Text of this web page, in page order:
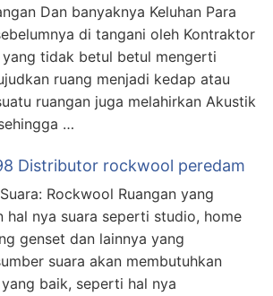
Dan banyaknya Keluhan Para
di tangani oleh Kontraktor
tidak betul betul mengerti
ruang menjadi kedap atau
ruangan juga melahirkan Akustik
…
Distributor rockwool peredam
Rockwool Ruangan yang
hal nya suara seperti studio, home
genset dan lainnya yang
suara akan membutuhkan
baik, seperti hal nya